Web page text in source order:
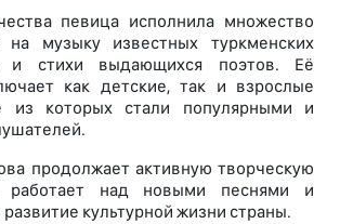
певица исполнила множество
на музыку известных туркменских
и стихи выдающихся поэтов. Её
как детские, так и взрослые
из которых стали популярными и
продолжает активную творческую
работает над новыми песнями и
культурной жизни страны.